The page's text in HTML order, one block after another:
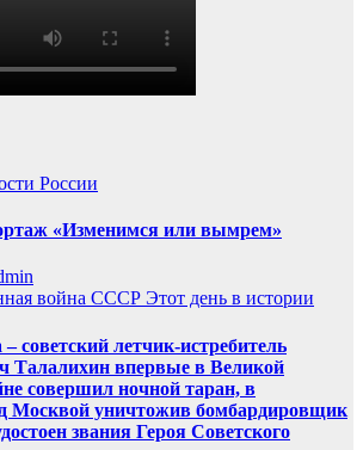
России
«Изменимся или вымрем»
война СССР Этот день в истории
– советский летчик-истребитель
Талалихин впервые в Великой
совершил ночной таран, в
Москвой уничтожив бомбардировщик
звания Героя Советского